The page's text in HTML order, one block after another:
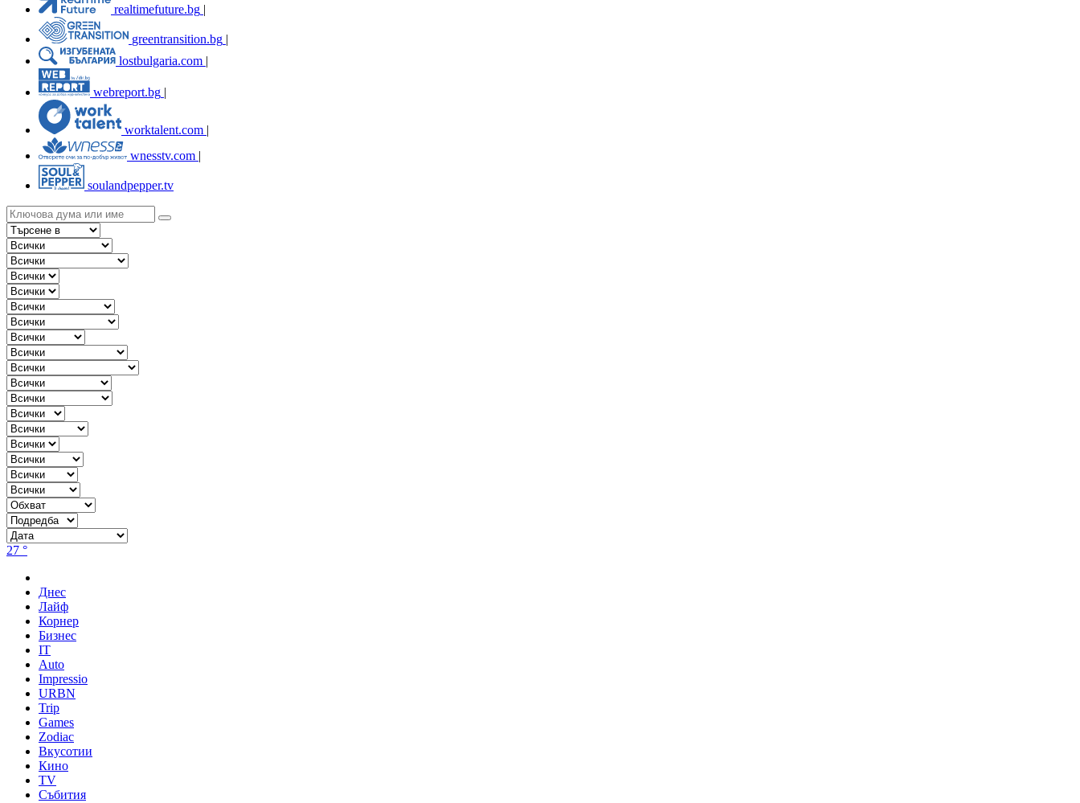
realtimefuture.bg |
greentransition.bg |
lostbulgaria.com |
webreport.bg
worktalent.com |
wnesstv.com |
soulandpepper.tv
27 °
Днес
Лайф
Корнер
Бизнес
IT
Auto
Impressio
URBN
Trip
Games
Zodiac
Вкусотии
Кино
TV
Събития